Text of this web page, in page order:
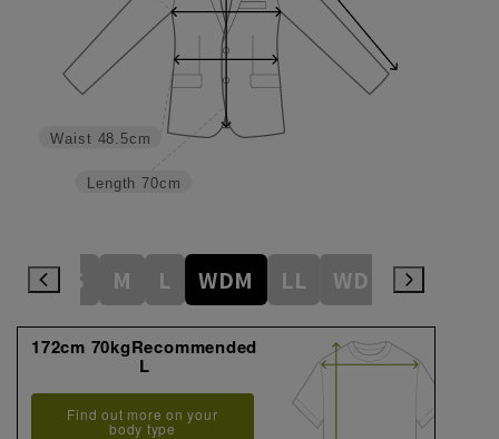
Length 70cm
Waist 48.5cm
S M L WDM LL WDL 3L
172cm 70kgRecommended
L
Find out more on your
body type